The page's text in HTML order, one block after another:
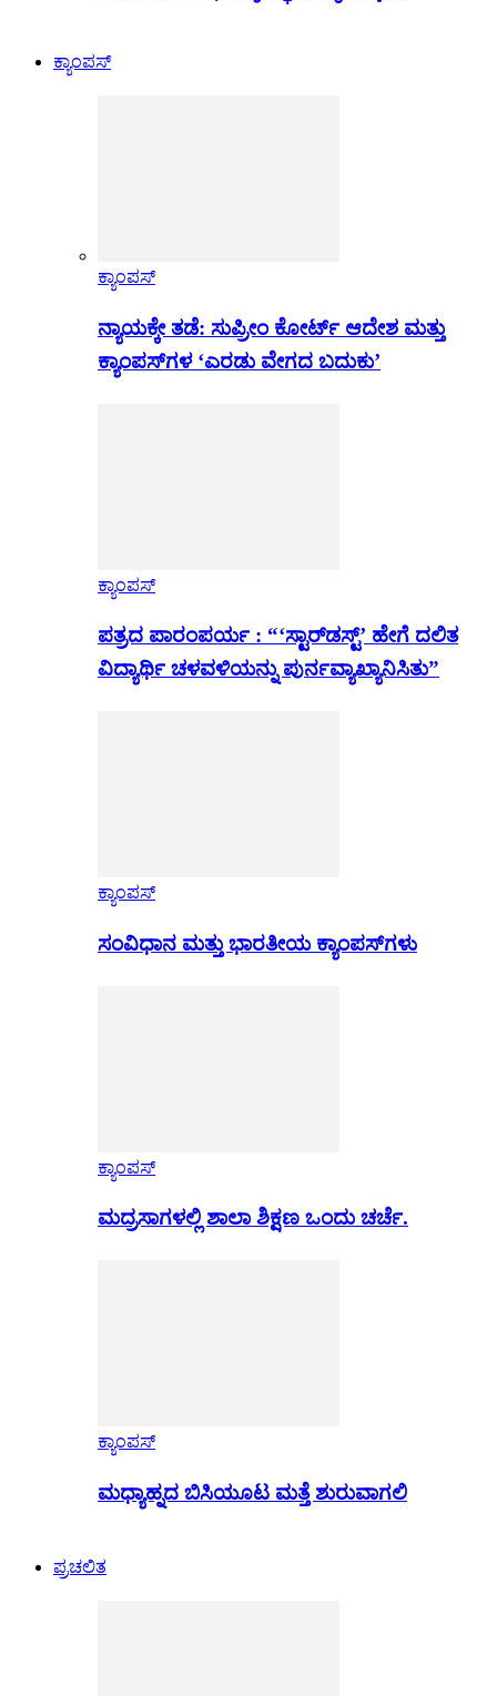
ಕ್ಯಾಂಪಸ್
ಕ್ಯಾಂಪಸ್
ನ್ಯಾಯಕ್ಕೇ ತಡೆ: ಸುಪ್ರೀಂ ಕೋರ್ಟ್ ಆದೇಶ ಮತ್ತು
ಕ್ಯಾಂಪಸ್‌ಗಳ ‘ಎರಡು ವೇಗದ ಬದುಕು’
ಕ್ಯಾಂಪಸ್
ಪತ್ರದ ಪಾರಂಪರ್ಯ : “‘ಸ್ಟಾರ್‌ಡಸ್ಟ್’ ಹೇಗೆ ದಲಿತ
ವಿದ್ಯಾರ್ಥಿ ಚಳವಳಿಯನ್ನು ಪುರ್ನವ್ಯಾಖ್ಯಾನಿಸಿತು”
ಕ್ಯಾಂಪಸ್
ಸಂವಿಧಾನ ಮತ್ತು ಭಾರತೀಯ ಕ್ಯಾಂಪಸ್‌ಗಳು
ಕ್ಯಾಂಪಸ್
ಮದ್ರಸಾಗಳಲ್ಲಿ ಶಾಲಾ ಶಿಕ್ಷಣ ಒಂದು ಚರ್ಚೆ.
ಕ್ಯಾಂಪಸ್
ಮಧ್ಯಾಹ್ನದ ಬಿಸಿಯೂಟ ಮತ್ತೆ ಶುರುವಾಗಲಿ
ಪ್ರಚಲಿತ